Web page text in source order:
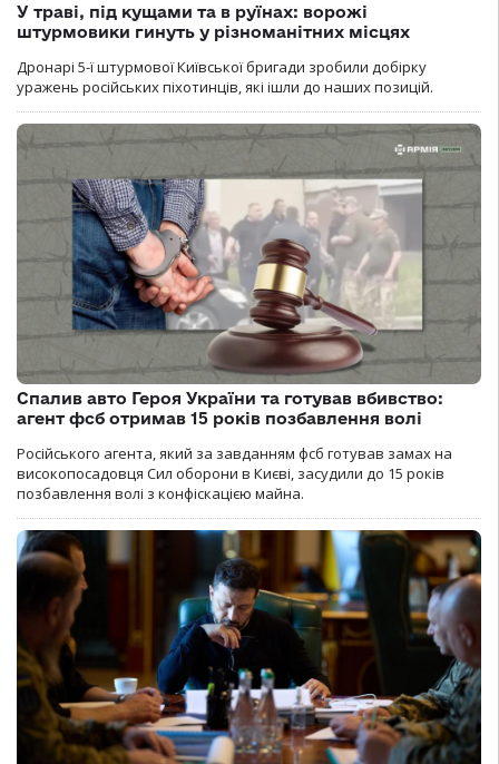
У траві, під кущами та в руїнах: ворожі
штурмовики гинуть у різноманітних місцях
Дронарі 5-ї штурмової Київської бригади зробили добірку
уражень російських піхотинців, які ішли до наших позицій.
Спалив авто Героя України та готував вбивство:
агент фсб отримав 15 років позбавлення волі
Російського агента, який за завданням фсб готував замах на
високопосадовця Сил оборони в Києві, засудили до 15 років
позбавлення волі з конфіскацією майна.